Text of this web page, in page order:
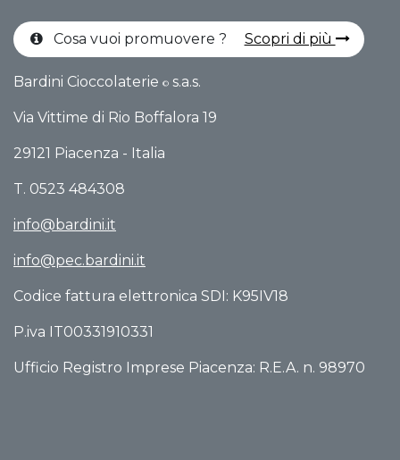
Cosa vuoi promuovere ? Scopri di più
Bardini Cioccolaterie © s.a.s.
Via Vittime di Rio Boffalo​ra 19
29121 Piacenza - Italia
T. 0523 484308
info@bardini.it
info@pec.bardini.it​
Codice fattura elettronica SDI: K95IV18
P.iva IT00331910331
Ufficio Registro Imprese Piacenza: R.E.A. n. 98970